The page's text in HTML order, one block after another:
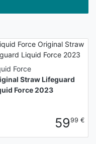
Force
Straw Lifeguard
Force 2023
5999 €